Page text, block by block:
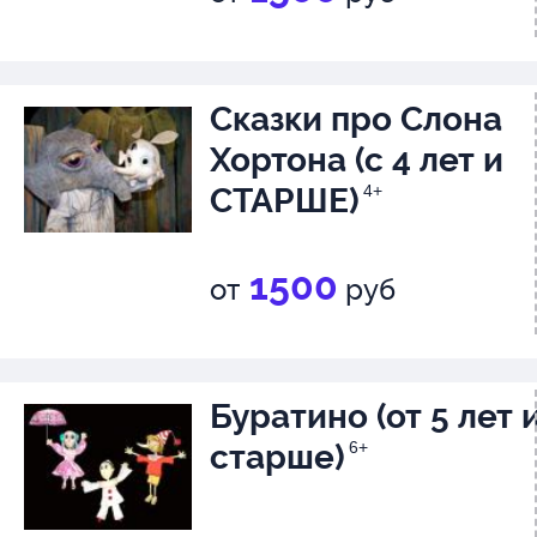
Сказки про Слона
Хортона (с 4 лет и
СТАРШЕ) 4+
от 1500 руб
Буратино (от 5 лет
старше) 6+